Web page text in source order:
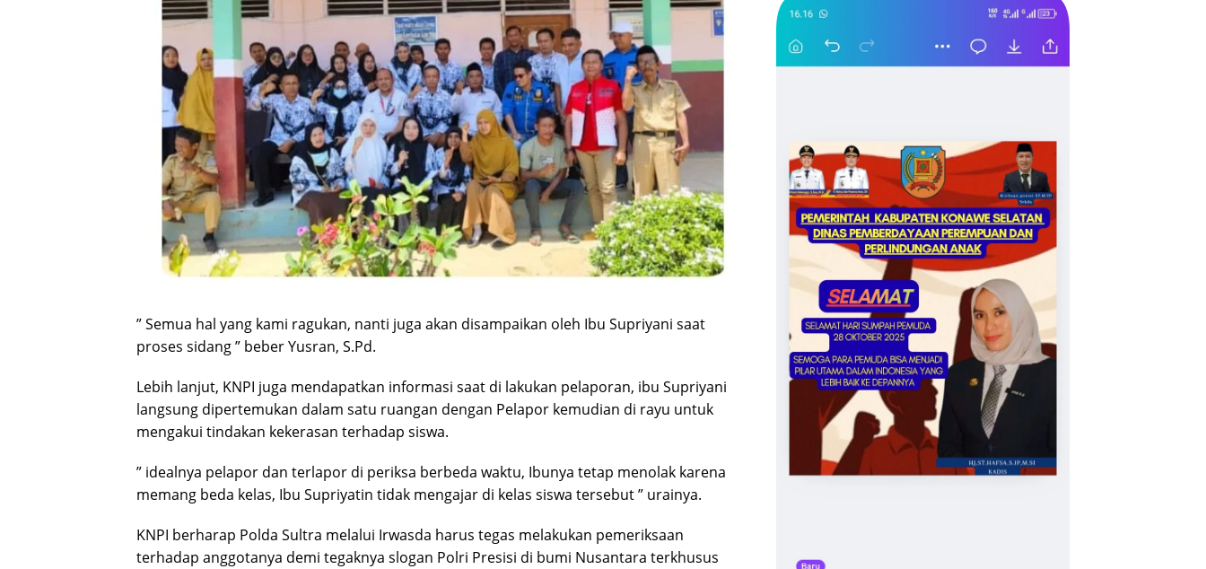
” Semua hal yang kami ragukan, nanti juga akan disampaikan oleh Ibu Supriyani saat
proses sidang ” beber Yusran, S.Pd.
Lebih lanjut, KNPI juga mendapatkan informasi saat di lakukan pelaporan, ibu Supriyani
langsung dipertemukan dalam satu ruangan dengan Pelapor kemudian di rayu untuk
mengakui tindakan kekerasan terhadap siswa.
” idealnya pelapor dan terlapor di periksa berbeda waktu, Ibunya tetap menolak karena
memang beda kelas, Ibu Supriyatin tidak mengajar di kelas siswa tersebut ” urainya.
KNPI berharap Polda Sultra melalui Irwasda harus tegas melakukan pemeriksaan
terhadap anggotanya demi tegaknya slogan Polri Presisi di bumi Nusantara terkhusus